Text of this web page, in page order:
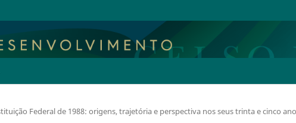
Federal de 1988: origens, trajetória e perspectiva nos seus trinta e cinco